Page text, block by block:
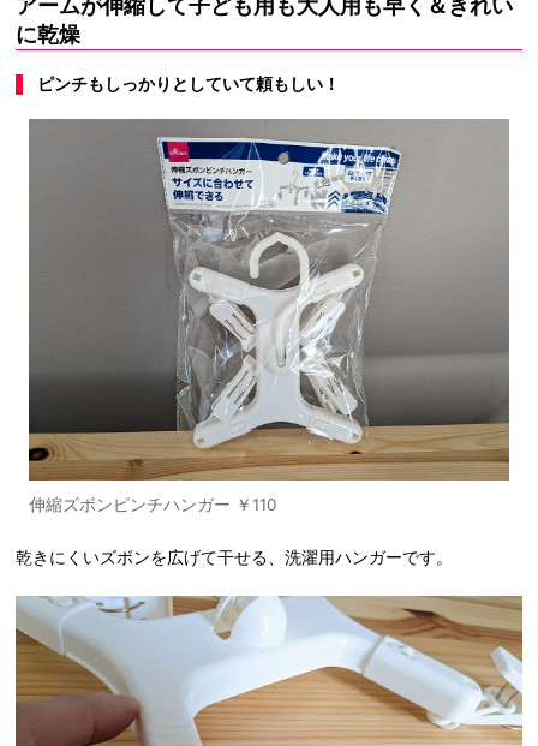
アームが伸縮して子ども用も大人用も早く＆きれい
に乾燥
ピンチもしっかりとしていて頼もしい！
伸縮ズボンピンチハンガー ￥110
乾きにくいズボンを広げて干せる、洗濯用ハンガーです。